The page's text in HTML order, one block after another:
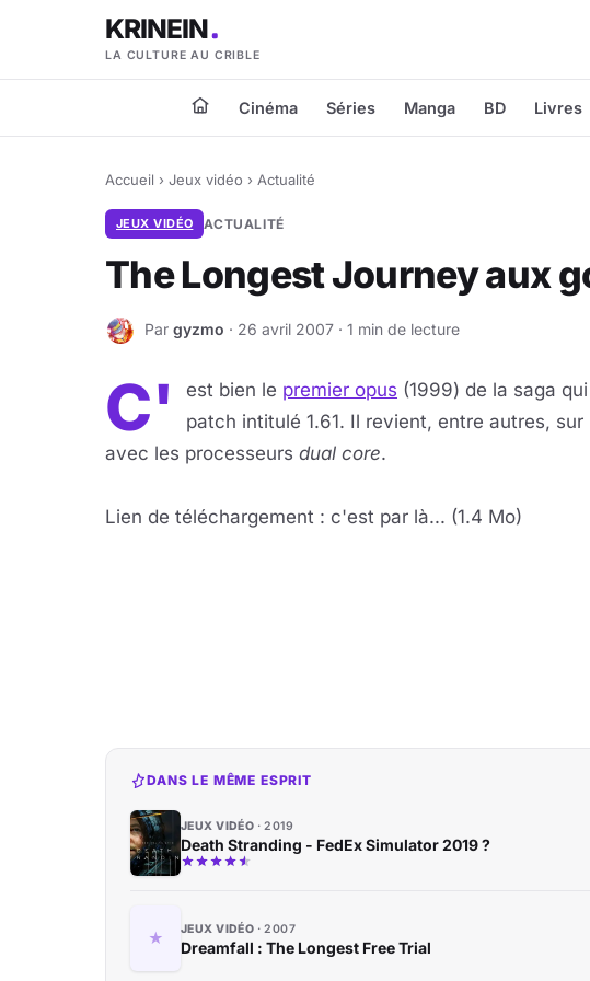
KRINEIN
LA CULTURE AU CRIBLE
Cinéma Séries Manga BD Livres
Accueil › Jeux vidéo › Actualité
JEUX VIDÉO ACTUALITÉ
The Longest Journey aux
G Par gyzmo · 26 avril 2007 · 1 min de lecture
C' est bien le premier opus (1999) de la saga
patch intitulé 1.61. Il revient, entre autres,
avec les processeurs dual core.
Lien de téléchargement : c'est par là... (1.4 Mo)
DANS LE MÊME ESPRIT
JEUX VIDÉO 2019
Death Stranding - FedEx Simulator 2019 ?
JEUX VIDÉO 2007
Dreamfall : The Longest Free Trial